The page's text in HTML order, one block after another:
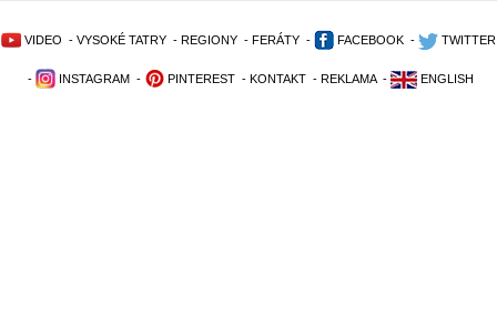
VIDEO - VYSOKÉ TATRY - REGIONY - FERÁTY - FACEBOOK - TWITTER
- INSTAGRAM - PINTEREST - KONTAKT - REKLAMA - ENGLISH